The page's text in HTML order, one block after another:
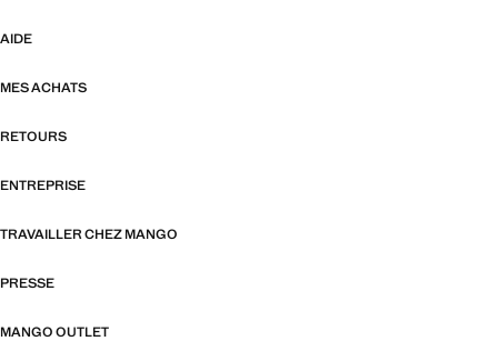
AIDE
MES ACHATS
RETOURS
ENTREPRISE
TRAVAILLER CHEZ MANGO
PRESSE
MANGO OUTLET